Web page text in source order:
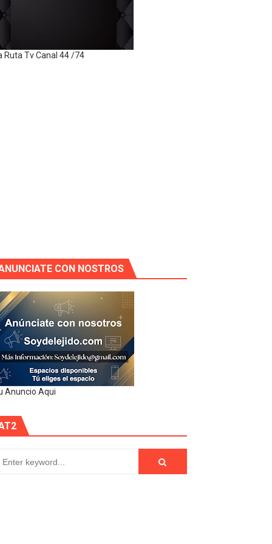
Ruta Tv Canal 44 /74
CON NOSTROS
Anuncio Aqui